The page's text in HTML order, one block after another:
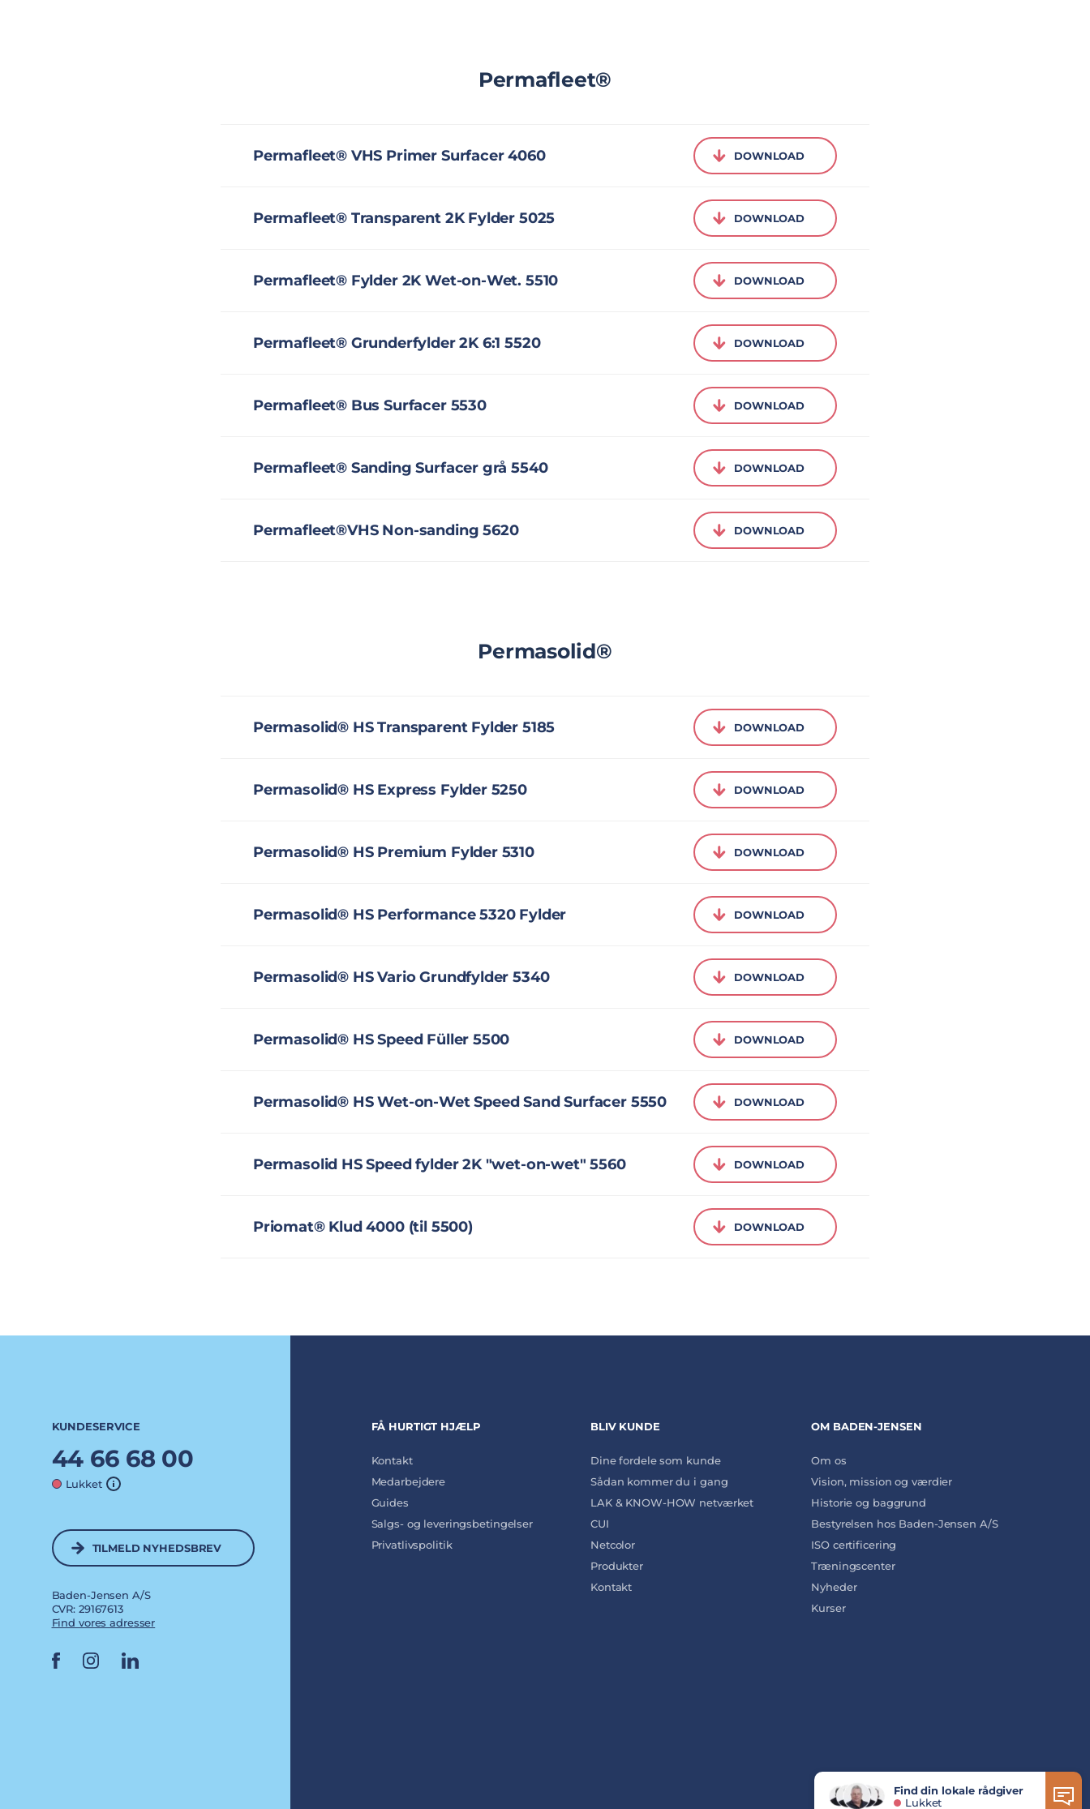
Permafleet®
Permafleet® VHS Primer Surfacer 4060 DOWNLOAD
Permafleet® Transparent 2K Fylder 5025 DOWNLOAD
Permafleet® Fylder 2K Wet-on-Wet. 5510 DOWNLOAD
Permafleet® Grunderfylder 2K 6:1 5520 DOWNLOAD
Permafleet® Bus Surfacer 5530 DOWNLOAD
Permafleet® Sanding Surfacer grå 5540 DOWNLOAD
Permafleet®VHS Non-sanding 5620 DOWNLOAD
Permasolid®
Permasolid® HS Transparent Fylder 5185 DOWNLOAD
Permasolid® HS Express Fylder 5250 DOWNLOAD
Permasolid® HS Premium Fylder 5310 DOWNLOAD
Permasolid® HS Performance 5320 Fylder DOWNLOAD
Permasolid® HS Vario Grundfylder 5340 DOWNLOAD
Permasolid® HS Speed Füller 5500 DOWNLOAD
Permasolid® HS Wet-on-Wet Speed Sand Surfacer 5550 DOWNLOAD
Permasolid HS Speed fylder 2K "wet-on-wet" 5560 DOWNLOAD
Priomat® Klud 4000 (til 5500) DOWNLOAD
KUNDESERVICE
44 66 68 00
Lukket
TILMELD NYHEDSBREV
Baden-Jensen A/S
CVR: 29167613
Find vores adresser
FÅ HURTIGT HJÆLP
Kontakt
Medarbejdere
Guides
Salgs- og leveringsbetingelser
Privatlivspolitik
BLIV KUNDE
Dine fordele som kunde
Sådan kommer du i gang
LAK & KNOW-HOW netværket
CUI
Netcolor
Produkter
Kontakt
OM BADEN-JENSEN
Om os
Vision, mission og værdier
Historie og baggrund
Bestyrelsen hos Baden-Jensen A/S
ISO certificering
Træningscenter
Nyheder
Kurser
Find din lokale rådgiver
Lukket